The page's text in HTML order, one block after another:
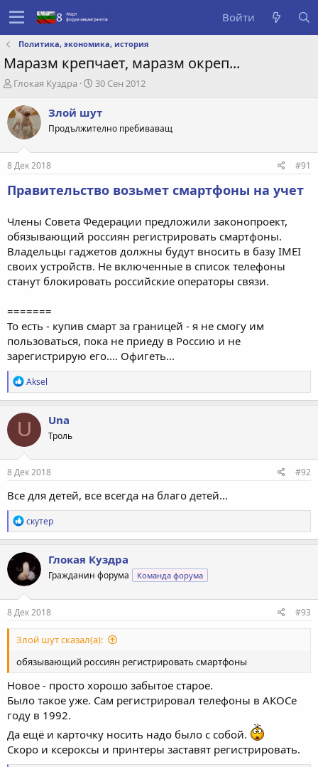
Войти
Политика, экономика, история
Маразм крепчает, маразм окреп...
А
т
о
р
е
м
ы
Глокая Куздра
Д
т
а
с
а
н
я
30 Сен 2012
Злой шут
Продължително пребиваващ
8 Дек 2018 #91
Правительство возьмет смартфоны на учет
Члены Совета Федерации предложили законопроект,
обязывающий россиян регистрировать смартфоны.
Владельцы гаджетов должны будут вносить в базу IMEI
своих устройств. Не включенные в список телефоны
станут блокировать российские операторы связи.
=======
То есть - купив смарт за границей - я не смогу им
пользоваться, пока не приеду в Россию и не
зарегистрирую его.... Офигеть...
Р
е
а
к
ц
и
и
:
Aksel
U Una
Троль
8 Дек 2018 #92
Все для детей, все всегда на благо детей...
Р
е
а
к
ц
и
и
:
скутер
Глокая Куздра
Гражданин форума Команда форума
8 Дек 2018 #93
Злой шут сказал(а):
обязывающий россиян регистрировать смартфоны
Новое - просто хорошо забытое старое.
Было такое уже. Сам регистрировал телефоны в АКОСе
году в 1992.
Да ещё и карточку носить надо было с собой.
Скоро и ксероксы и принтеры заставят регистрировать.